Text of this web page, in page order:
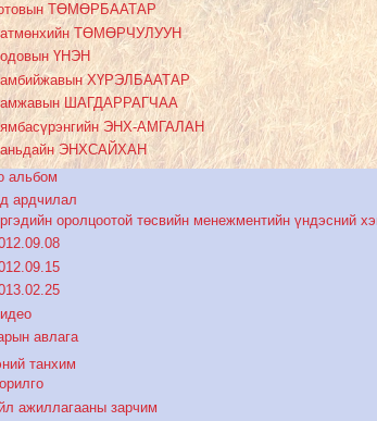
ТӨМӨРБААТАР
ТӨМӨРЧУЛУУН
ҮНЭН
ХҮРЭЛБААТАР
ШАГДАРРАГЧАА
ЭНХ-АМГАЛАН
ЭНХСАЙХАН
альбом
ардчилал
оролцоотой төсвийн менежментийн үндэсний
авлага
танхим
ажиллагааны зарчим